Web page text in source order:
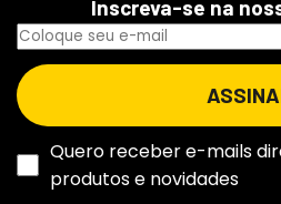
Inscreva-se na
Quero receber e-mails
produtos e novidades